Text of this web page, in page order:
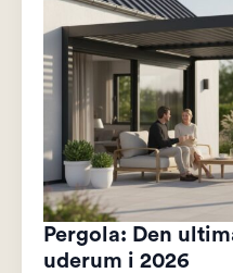
Pergola: Den
uderum i 2026